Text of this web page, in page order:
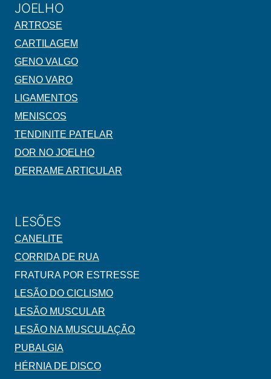
JOELHO
ARTROSE
CARTILAGEM
GENO VALGO
GENO VARO
LIGAMENTOS
MENISCOS
TENDINITE PATELAR
DOR NO JOELHO
DERRAME ARTICULAR
LESÕES
CANELITE
CORRIDA DE RUA
FRATURA POR ESTRESSE
LESÃO DO CICLISMO
LESÃO MUSCULAR
LESÃO NA MUSCULAÇÃO
PUBALGIA
HÉRNIA DE DISCO